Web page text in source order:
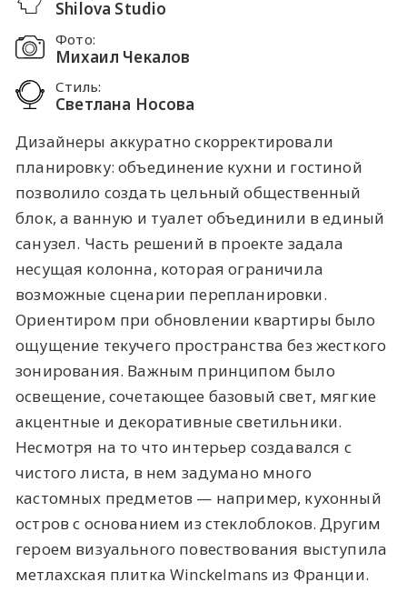
Shilova Studio
Фото:
Михаил Чекалов
Стиль:
Светлана Носова
Дизайнеры аккуратно скорректировали
планировку: объединение кухни и гостиной
позволило создать цельный общественный
блок, а ванную и туалет объединили в единый
санузел. Часть решений в проекте задала
несущая колонна, которая ограничила
возможные сценарии перепланировки.
Ориентиром при обновлении квартиры было
ощущение текучего пространства без жесткого
зонирования. Важным принципом было
освещение, сочетающее базовый свет, мягкие
акцентные и декоративные светильники.
Несмотря на то что интерьер создавался с
чистого листа, в нем задумано много
кастомных предметов — например, кухонный
остров с основанием из стеклоблоков. Другим
героем визуального повествования выступила
метлахская плитка Winckelmans из Франции.